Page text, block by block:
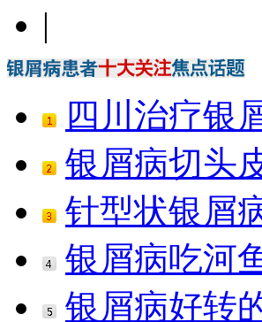
|
四川治疗银
银屑病切头
针型状银屑
银屑病吃河
银屑病好转